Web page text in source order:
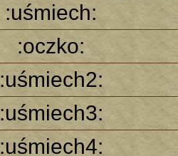
:uśmiech:
:oczko:
:uśmiech2:
:uśmiech3:
:uśmiech4: